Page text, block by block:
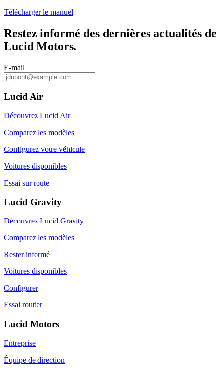
Télécharger le manuel
Restez informé des dernières actualités de
Lucid Motors.
E-mail
Lucid Air
Découvrez Lucid Air
Comparez les modèles
Configurez votre véhicule
Voitures disponibles
Essai sur route
Lucid Gravity
Découvrez Lucid Gravity
Comparez les modèles
Rester informé
Voitures disponibles
Configurer
Essai routier
Lucid Motors
Entreprise
Équipe de direction